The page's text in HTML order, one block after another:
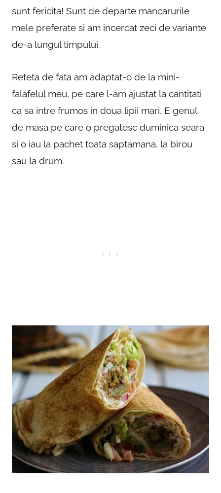
sunt fericita! Sunt de departe mancarurile
mele preferate si am incercat zeci de variante
de-a lungul timpului.
Reteta de fata am adaptat-o de la mini-
falafelul meu, pe care l-am ajustat la cantitati
ca sa intre frumos in doua lipii mari. E genul
de masa pe care o pregatesc duminica seara
si o iau la pachet toata saptamana, la birou
sau la drum.